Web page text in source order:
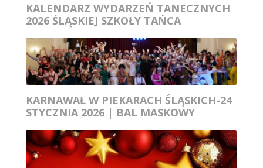
KALENDARZ WYDARZEŃ TANECZNYCH
2026 ŚLĄSKIEJ SZKOŁY TAŃCA
KARNAWAŁ W PIEKARACH ŚLĄSKICH-24
STYCZNIA 2026 | BAL MASKOWY